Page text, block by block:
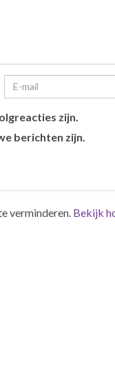
zijn.
berichten zijn.
verminderen. Bekijk